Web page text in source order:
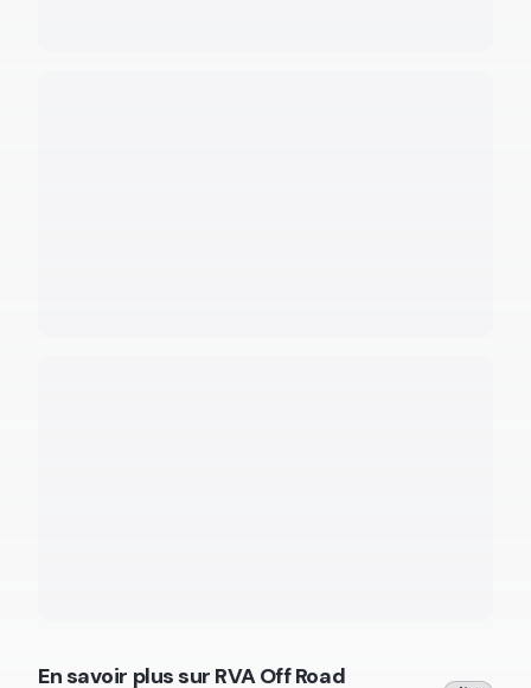
En savoir plus sur RVA Off Road